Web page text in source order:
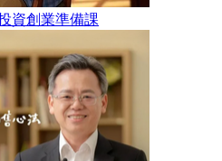
資創業準備課